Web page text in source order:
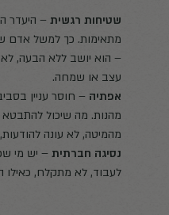
שטיחות רגשית – היעדר
מתאימות. כך למשל אדם
– הוא יושב ללא הבעה,
עצב או שמחה.
אפתיה – חוסר עניין
מהנות. מה שיכול
מהמיטה, לא עונה
נסיגה חברתית – יש מי
לעבוד, לא מתקלח, כאילו